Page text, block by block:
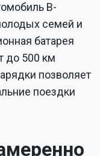
B-
семей и
батарея
до 500 км
позволяет
поездки